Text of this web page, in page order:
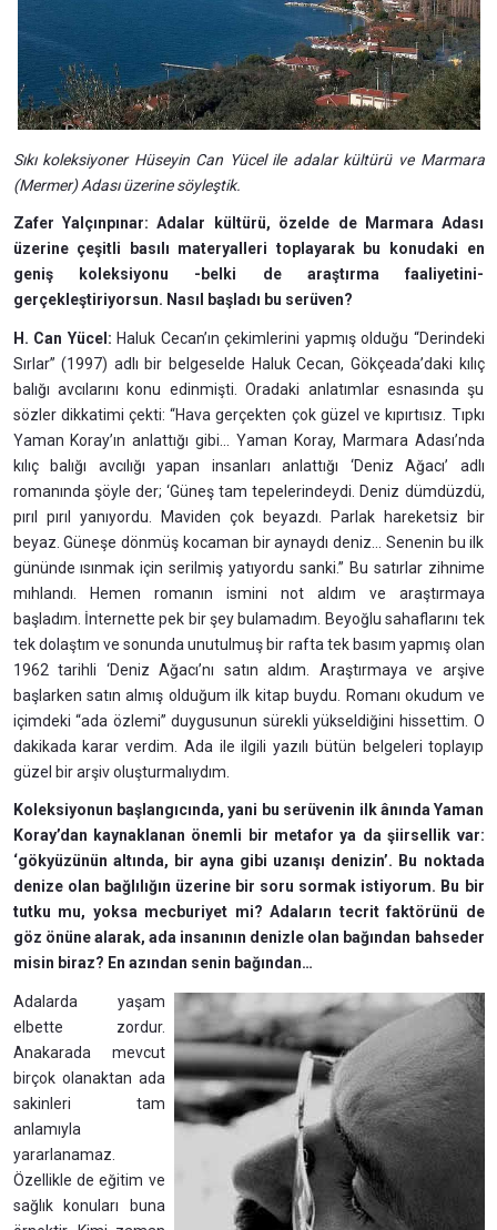
Sıkı koleksiyoner Hüseyin Can Yücel ile adalar kültürü ve Marmara
(Mermer) Adası üzerine söyleştik.
Zafer Yalçınpınar: Adalar kültürü, özelde de Marmara Adası
üzerine çeşitli basılı materyalleri toplayarak bu konudaki en
geniş koleksiyonu -belki de araştırma faaliyetini-
gerçekleştiriyorsun. Nasıl başladı bu serüven?
H. Can Yücel: Haluk Cecan’ın çekimlerini yapmış olduğu “Derindeki
Sırlar” (1997) adlı bir belgeselde Haluk Cecan, Gökçeada’daki kılıç
balığı avcılarını konu edinmişti. Oradaki anlatımlar esnasında şu
sözler dikkatimi çekti: “Hava gerçekten çok güzel ve kıpırtısız. Tıpkı
Yaman Koray’ın anlattığı gibi... Yaman Koray, Marmara Adası’nda
kılıç balığı avcılığı yapan insanları anlattığı ‘Deniz Ağacı’ adlı
romanında şöyle der; ‘Güneş tam tepelerindeydi. Deniz dümdüzdü,
pırıl pırıl yanıyordu. Maviden çok beyazdı. Parlak hareketsiz bir
beyaz. Güneşe dönmüş kocaman bir aynaydı deniz... Senenin bu ilk
gününde ısınmak için serilmiş yatıyordu sanki.” Bu satırlar zihnime
mıhlandı. Hemen romanın ismini not aldım ve araştırmaya
başladım. İnternette pek bir şey bulamadım. Beyoğlu sahaflarını tek
tek dolaştım ve sonunda unutulmuş bir rafta tek basım yapmış olan
1962 tarihli ‘Deniz Ağacı’nı satın aldım. Araştırmaya ve arşive
başlarken satın almış olduğum ilk kitap buydu. Romanı okudum ve
içimdeki “ada özlemi” duygusunun sürekli yükseldiğini hissettim. O
dakikada karar verdim. Ada ile ilgili yazılı bütün belgeleri toplayıp
güzel bir arşiv oluşturmalıydım.
Koleksiyonun başlangıcında, yani bu serüvenin ilk ânında Yaman
Koray’dan kaynaklanan önemli bir metafor ya da şiirsellik var:
‘gökyüzünün altında, bir ayna gibi uzanışı denizin’. Bu noktada
denize olan bağlılığın üzerine bir soru sormak istiyorum. Bu bir
tutku mu, yoksa mecburiyet mi? Adaların tecrit faktörünü de
göz önüne alarak, ada insanının denizle olan bağından bahseder
misin biraz? En azından senin bağından…
Adalarda yaşam
elbette zordur.
Anakarada mevcut
birçok olanaktan ada
sakinleri tam
anlamıyla
yararlanamaz.
Özellikle de eğitim ve
sağlık konuları buna